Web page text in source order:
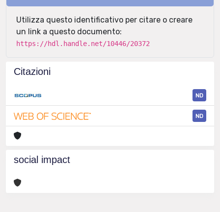
Utilizza questo identificativo per citare o creare
un link a questo documento:
https://hdl.handle.net/10446/20372
Citazioni
ND
ND
social impact